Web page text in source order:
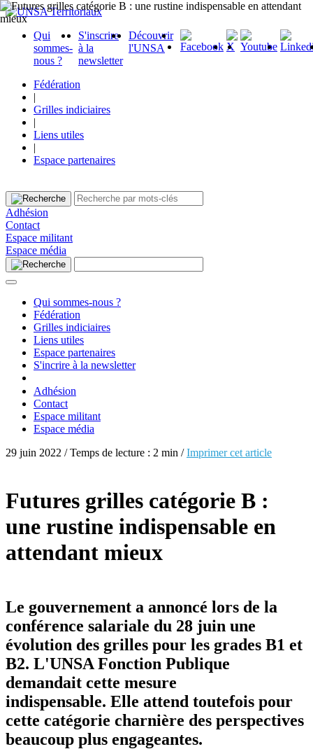
Qui
sommes-
nous ?
S'inscrire
à la
newsletter
Découvrir
l'UNSA
Fédération
|
Grilles indiciaires
|
Liens utiles
|
Espace partenaires
Adhésion
Contact
Espace militant
Espace média
Qui sommes-nous ?
Fédération
Grilles indiciaires
Liens utiles
Espace partenaires
S'incrire à la newsletter
Adhésion
Contact
Espace militant
Espace média
29 juin 2022 / Temps de lecture : 2 min /Imprimer cet article
Futures grilles catégorie B :
une rustine indispensable en
attendant mieux
Le gouvernement a annoncé lors de la
conférence salariale du 28 juin une
évolution des grilles pour les grades B1 et
B2. L'UNSA Fonction Publique
demandait cette mesure
indispensable. Elle attend toutefois pour
cette catégorie charnière des perspectives
beaucoup plus engageantes.